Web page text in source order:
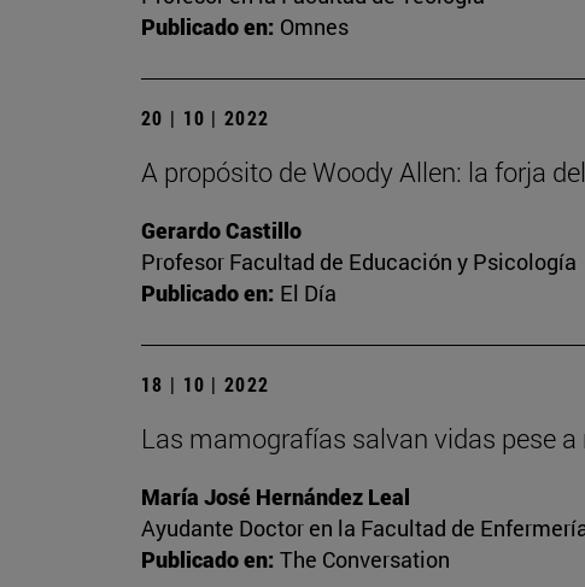
Publicado en: Omnes
20 | 10 | 2022
A propósito de Woody Allen: la forja
Gerardo Castillo
Profesor Facultad de Educación y Psicología
Publicado en: El Día
18 | 10 | 2022
Las mamografías salvan vidas pese a
María José Hernández Leal
Ayudante Doctor en la Facultad de
Publicado en: The Conversation